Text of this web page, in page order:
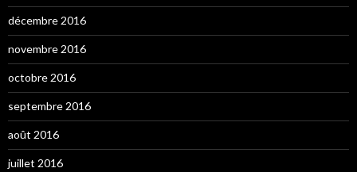
décembre 2016
novembre 2016
octobre 2016
septembre 2016
août 2016
juillet 2016